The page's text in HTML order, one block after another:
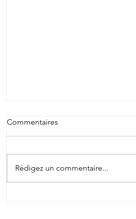
Commentaires
Rédigez un commentaire...